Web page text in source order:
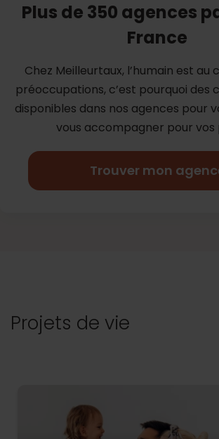
Plus de 350 agences
France
Chez Meilleurtaux, l’humain est au
préoccupations, c’est pourquoi des
disponibles dans nos agences pour
vous accompagner pour vos
Trouver mon
Projets de vie